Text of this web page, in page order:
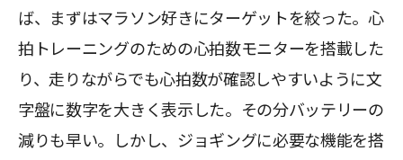
ば、まずはマラソン好きにターゲットを絞った。心
拍トレーニングのための心拍数モニターを搭載した
り、走りながらでも心拍数が確認しやすいように文
字盤に数字を大きく表示した。その分バッテリーの
減りも早い。しかし、ジョギングに必要な機能を搭